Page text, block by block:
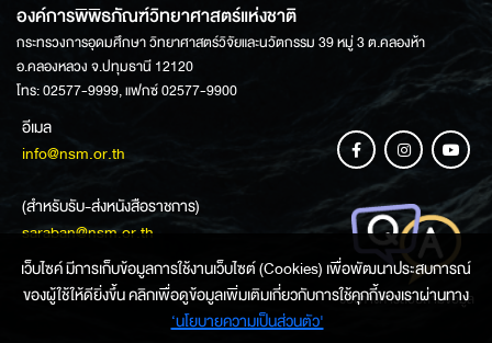
องค์การพิพิธภัณฑ์วิทยาศาสตร์แห่งชาติ
กระทรวงการอุดมศึกษา วิทยาศาสตร์วิจัยและนวัตกรรม 39 หมู่ 3 ต.คลองห้า
อ.คลองหลวง จ.ปทุมธานี 12120
โทร: 02577-9999, แฟกซ์ 02577-9900
อีเมล
info@nsm.or.th
(สำหรับรับ-ส่งหนังสือราชการ)
saraban@nsm.or.th
ช่องทางการสอบถามข้อมูล
เว็บไซค์ มีการเก็บข้อมูลการใช้งานเว็บไซต์ (Cookies) เพื่อพัฒนาประสบการณ์
ของผู้ใช้ให้ดียิ่งขึ้น คลิกเพื่อดูข้อมูลเพิ่มเติมเกี่ยวกับการใช้คุกกี้ของเราผ่านทาง
‘นโยบายความเป็นส่วนตัว'